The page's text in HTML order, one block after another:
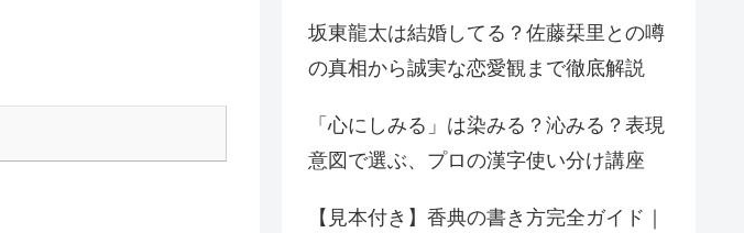
坂東龍太は結婚してる？佐藤栞里との噂
の真相から誠実な恋愛観まで徹底解説
「心にしみる」は染みる？沁みる？表現
意図で選ぶ、プロの漢字使い分け講座
【見本付き】香典の書き方完全ガイド｜